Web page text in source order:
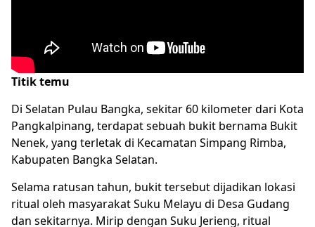
Titik temu
Di Selatan Pulau Bangka, sekitar 60 kilometer dari Kota
Pangkalpinang, terdapat sebuah bukit bernama Bukit
Nenek, yang terletak di Kecamatan Simpang Rimba,
Kabupaten Bangka Selatan.
Selama ratusan tahun, bukit tersebut dijadikan lokasi
ritual oleh masyarakat Suku Melayu di Desa Gudang
dan sekitarnya. Mirip dengan Suku Jerieng, ritual